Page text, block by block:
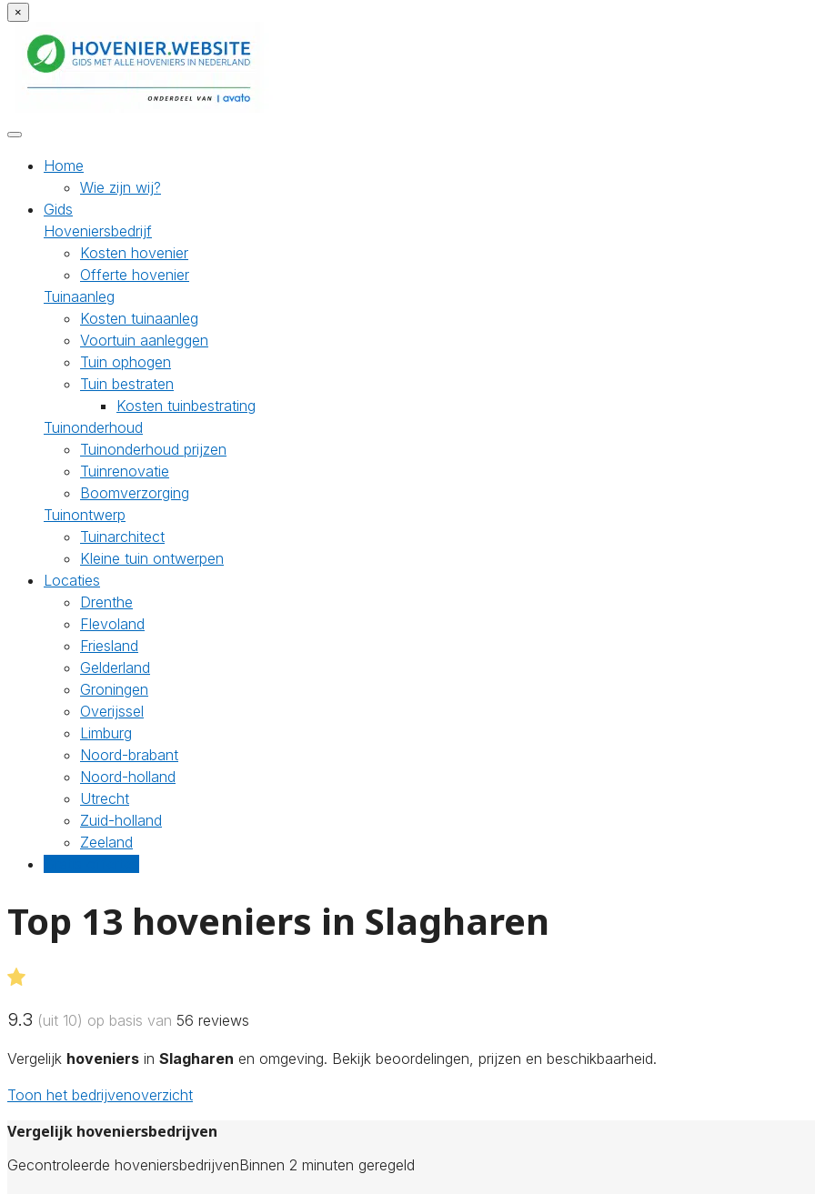
×
Home
Wie zijn wij?
Gids
Hoveniersbedrijf
Kosten hovenier
Offerte hovenier
Tuinaanleg
Kosten tuinaanleg
Voortuin aanleggen
Tuin ophogen
Tuin bestraten
Kosten tuinbestrating
Tuinonderhoud
Tuinonderhoud prijzen
Tuinrenovatie
Boomverzorging
Tuinontwerp
Tuinarchitect
Kleine tuin ontwerpen
Locaties
Drenthe
Flevoland
Friesland
Gelderland
Groningen
Overijssel
Limburg
Noord-brabant
Noord-holland
Utrecht
Zuid-holland
Zeeland
Top 13 hoveniers in Slagharen
9.3 (uit 10) op basis van 56 reviews
Vergelijk hoveniers in Slagharen en omgeving. Bekijk beoordelingen, prijzen en beschikbaarheid.
Toon het bedrijvenoverzicht
Vergelijk hoveniersbedrijven
Gecontroleerde hoveniersbedrijvenBinnen 2 minuten geregeld